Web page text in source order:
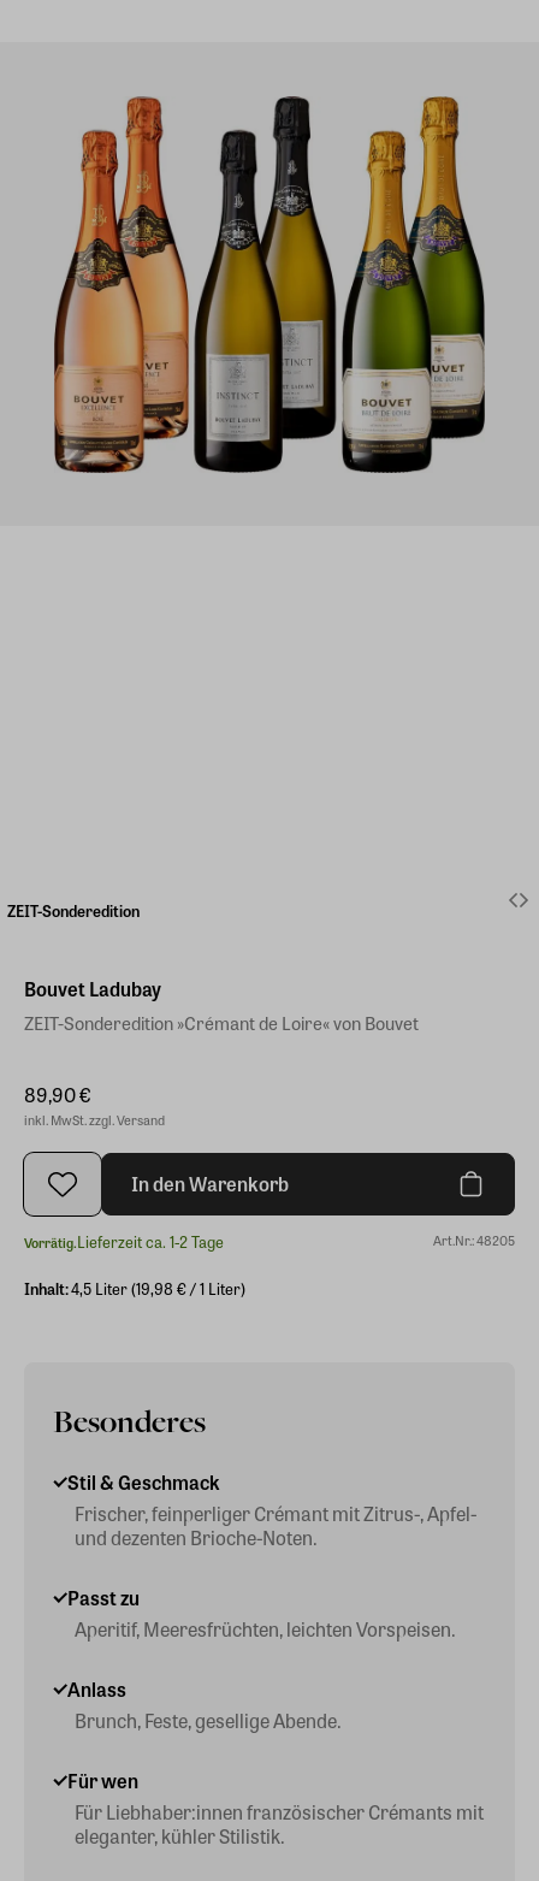
ZEIT-Sonderedition
Bouvet Ladubay
ZEIT-Sonderedition »Crémant de Loire« von Bouvet
89,90 €
inkl. MwSt. zzgl. Versand
In den Warenkorb
Vorrätig.Lieferzeit ca. 1-2 Tage Art.Nr.: 48205
Inhalt:4,5 Liter (19,98 € / 1 Liter)
Besonderes
Stil & Geschmack
Frischer, feinperliger Crémant mit Zitrus-, Apfel-
und dezenten Brioche-Noten.
Passt zu
Aperitif, Meeresfrüchten, leichten Vorspeisen.
Anlass
Brunch, Feste, gesellige Abende.
Für wen
Für Liebhaber:innen französischer Crémants mit
eleganter, kühler Stilistik.